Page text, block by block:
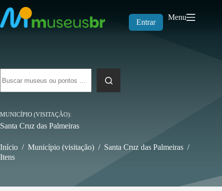
para
o
conteúdo
Entrar
Menu
resultados
MUNICÍPIO (VISITAÇÃO)
Santa Cruz das Palmeiras
Início / Município (visitação) / Santa Cruz das Palmeiras /
Itens